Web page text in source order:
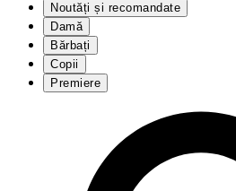
Noutăți și recomandate
Damă
Bărbați
Copii
Premiere